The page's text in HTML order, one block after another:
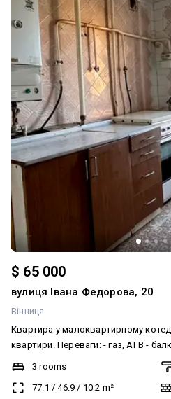
$ 65 000
вулиця Івана Федорова, 20
Вінниця
Квартира у малоквартирному
квартири. Переваги: - газ, АГВ - балкон - роздільний санвузол - 1
повер 2 поверхового будинку -
прибудинкова територія для
близько 3, 6 сотки - є місце для
3 rooms
77.1 /46.9 / 10.2 m²